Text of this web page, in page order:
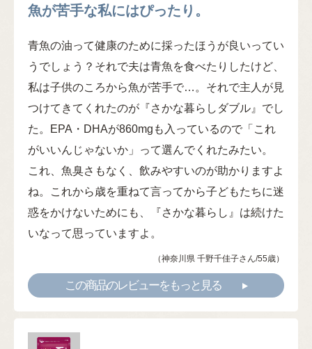
魚が苦手な私にはぴったり。
青魚の油って健康のために採ったほうが良いってい
うでしょう？それで夫は青魚を食べたりしたけど、
私は子供のころから魚が苦手で…。それで主人が見
つけてきてくれたのが『さかな暮らしダブル』でし
た。EPA・DHAが860mgも入っているので「これ
がいいんじゃないか」って選んでくれたみたい。
これ、魚臭さもなく、飲みやすいのが助かりますよ
ね。これから歳を重ねて言ってから子どもたちに迷
惑をかけないためにも、『さかな暮らし』は続けた
いなって思っていますよ。
（神奈川県 千野千佳子さん/55歳）
この商品のレビューをもっと見る